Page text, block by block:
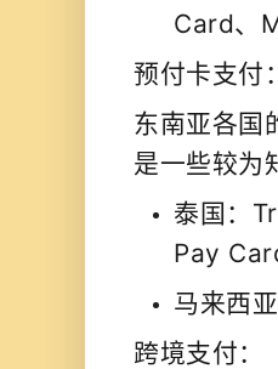
Card、
预付卡支付：
东南亚各国
是一些较为
泰国：
Pay
马来西
跨境支付：